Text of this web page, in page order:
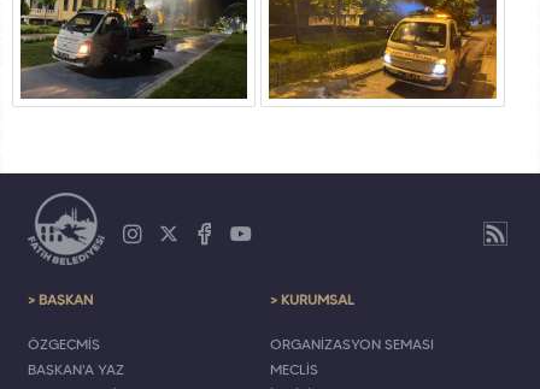
> BAŞKAN
ÖZGEÇMİŞ
BAŞKAN'A YAZ
> KURUMSAL
ORGANİZASYON ŞEMASI
MECLİS